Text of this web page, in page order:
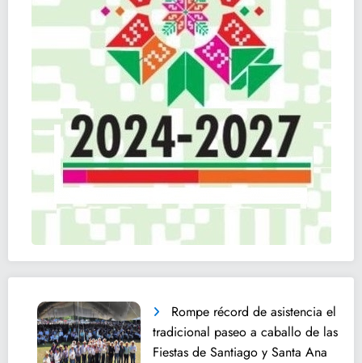
Rompe récord de asistencia el
tradicional paseo a caballo de las
Fiestas de Santiago y Santa Ana